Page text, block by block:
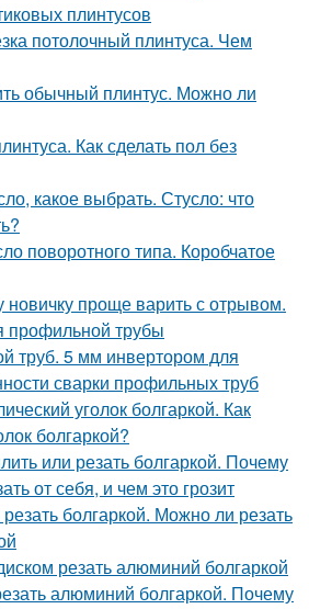
плинтусов
потолочный плинтуса. Чем
обычный плинтус. Можно ли
Как сделать пол без
какое выбрать. Стусло: что
поворотного типа. Коробчатое
проще варить с отрывом.
профильной трубы
труб. 5 мм инвертором для
сварки профильных труб
уголок болгаркой. Как
болгаркой?
или резать болгаркой. Почему
от себя, и чем это грозит
болгаркой. Можно ли резать
резать алюминий болгаркой
алюминий болгаркой. Почему